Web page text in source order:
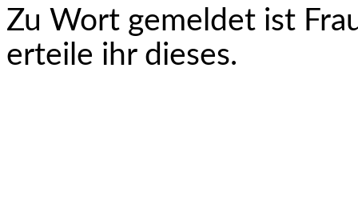
Zu Wort gemeldet ist
erteile ihr dieses.